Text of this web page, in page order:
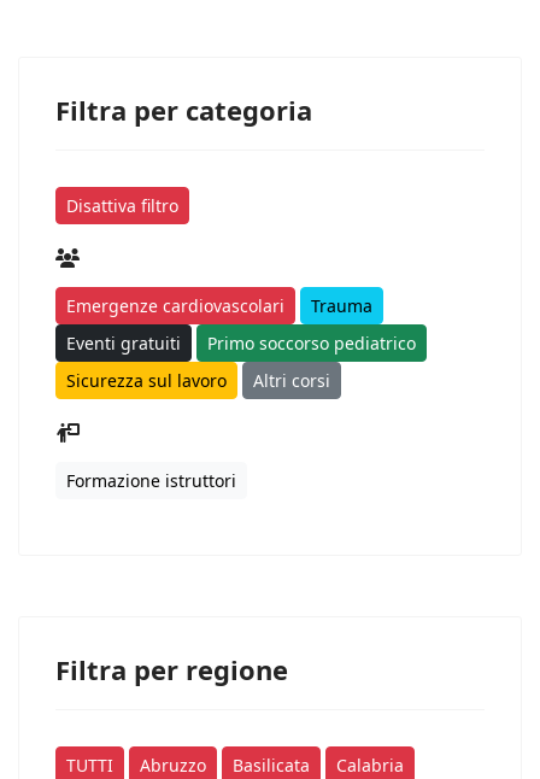
Filtra per categoria
Disattiva filtro
Emergenze cardiovascolari
Trauma
Eventi gratuiti
Primo soccorso pediatrico
Sicurezza sul lavoro
Altri corsi
Formazione istruttori
Filtra per regione
TUTTI Abruzzo Basilicata
Calabria